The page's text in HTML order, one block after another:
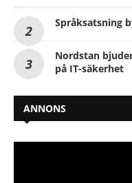
Språksatsning
Nordstan
på IT-säkerhet
ANNONS